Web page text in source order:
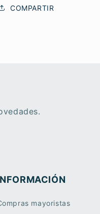
COMPARTIR
mayoristas